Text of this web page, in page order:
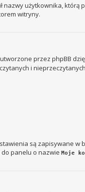
nazwy użytkownika,
witryny.
przez phpBB
i
są zapisywane
panelu o nazwie Moje